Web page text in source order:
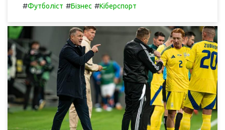
#Футболіст #Бізнес #Кіберспорт